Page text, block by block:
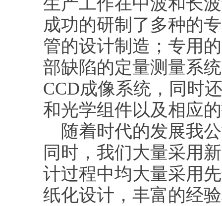
成功的研制了多种的
管的设计制造；专用
部缺陷的定量测量系
CCD成像系统，同时
和光学组件以及相应
随着时代的发展我
同时，我们大量采用
计过程中均大量采用
纸化设计，丰富的经